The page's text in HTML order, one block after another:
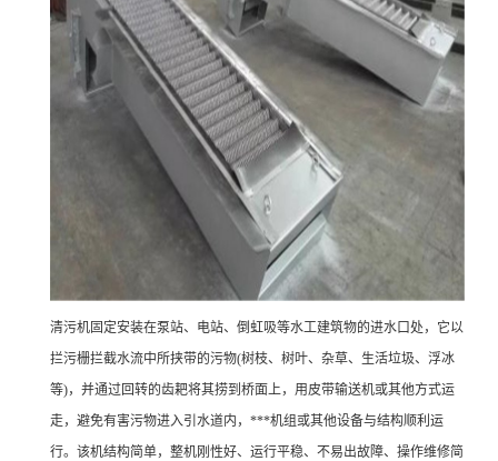
清污机固定安装在泵站、电站、倒虹吸等水工建筑物的进水口处，它以
拦污栅拦截水流中所挟带的污物(树枝、树叶、杂草、生活垃圾、浮冰
等)，并通过回转的齿耙将其捞到桥面上，用皮带输送机或其他方式运
走，避免有害污物进入引水道内，***机组或其他设备与结构顺利运
行。该机结构简单，整机刚性好、运行平稳、不易出故障、操作维修简